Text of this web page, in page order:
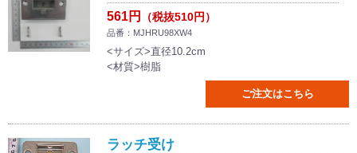
561円 （税抜510円）
品番：MJHRU98XW4
<サイズ>直径10.2cm
<材質>樹脂
ご注文はこちら
ラッチ受け